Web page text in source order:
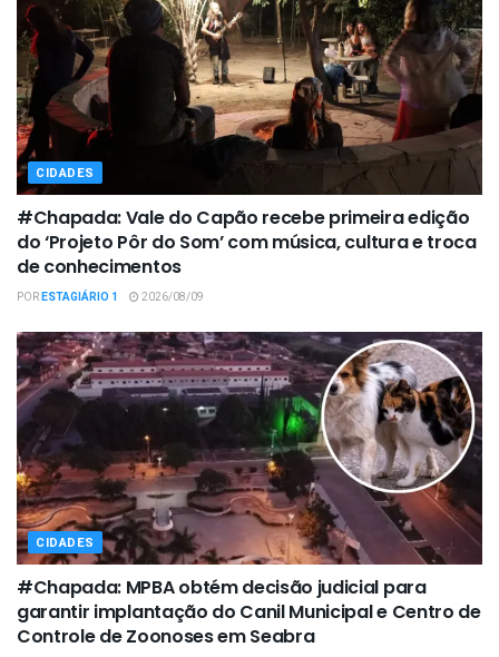
CIDADES
#Chapada: Vale do Capão recebe primeira edição
do ‘Projeto Pôr do Som’ com música, cultura e troca
de conhecimentos
PORESTAGIÁRIO 1 2026/08/09
CIDADES
#Chapada: MPBA obtém decisão judicial para
garantir implantação do Canil Municipal e Centro de
Controle de Zoonoses em Seabra